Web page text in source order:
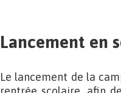
Lancement en
Le lancement de la